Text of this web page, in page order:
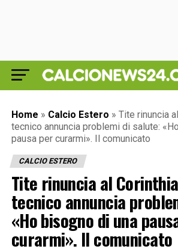
Home » Calcio Estero » Tite rinuncia
tecnico annuncia problemi di salute:
pausa per curarmi». Il comunicato
CALCIO ESTERO
Tite rinuncia al
tecnico annuncia
«Ho bisogno di una
curarmi». Il comunicato